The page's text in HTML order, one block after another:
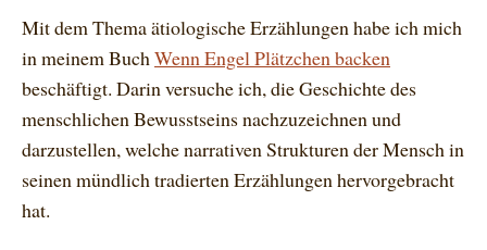
Mit dem Thema ätiologische Erzählungen habe ich mich
in meinem Buch Wenn Engel Plätzchen backen
beschäftigt. Darin versuche ich, die Geschichte des
menschlichen Bewusstseins nachzuzeichnen und
darzustellen, welche narrativen Strukturen der Mensch in
seinen mündlich tradierten Erzählungen hervorgebracht
hat.